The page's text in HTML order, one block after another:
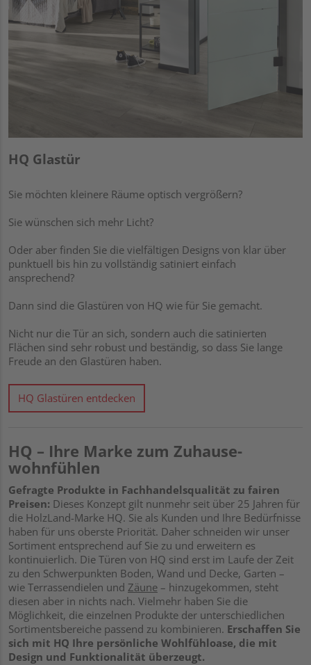
HQ Glastür
Sie möchten kleinere Räume optisch vergrößern?
Sie wünschen sich mehr Licht?
Oder aber finden Sie die vielfältigen Designs von klar über
punktuell bis hin zu vollständig satiniert einfach
ansprechend?
Dann sind die Glastüren von HQ wie für Sie gemacht.
Nicht nur die Tür an sich, sondern auch die satinierten
Flächen sind sehr robust und beständig, so dass Sie lange
Freude an den Glastüren haben.
HQ Glastüren entdecken
HQ – Ihre Marke zum Zuhause-
wohnfühlen
Gefragte Produkte in Fachhandelsqualität zu fairen
Preisen: Dieses Konzept gilt nunmehr seit über 25 Jahren für
die HolzLand-Marke HQ. Sie als Kunden und Ihre Bedürfnisse
haben für uns oberste Priorität. Daher schneiden wir unser
Sortiment entsprechend auf Sie zu und erweitern es
kontinuierlich. Die Türen von HQ sind erst im Laufe der Zeit
zu den Schwerpunkten Boden, Wand und Decke, Garten –
wie Terrassendielen und Zäune – hinzugekommen, steht
diesen aber in nichts nach. Vielmehr haben Sie die
Möglichkeit, die einzelnen Produkte der unterschiedlichen
Sortimentsbereiche passend zu kombinieren. Erschaffen Sie
sich mit HQ Ihre persönliche Wohlfühloase, die mit
Design und Funktionalität überzeugt.